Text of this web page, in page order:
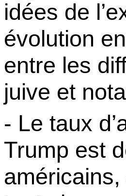
idées de
évolution
entre les
juive et
- Le taux
Trump est